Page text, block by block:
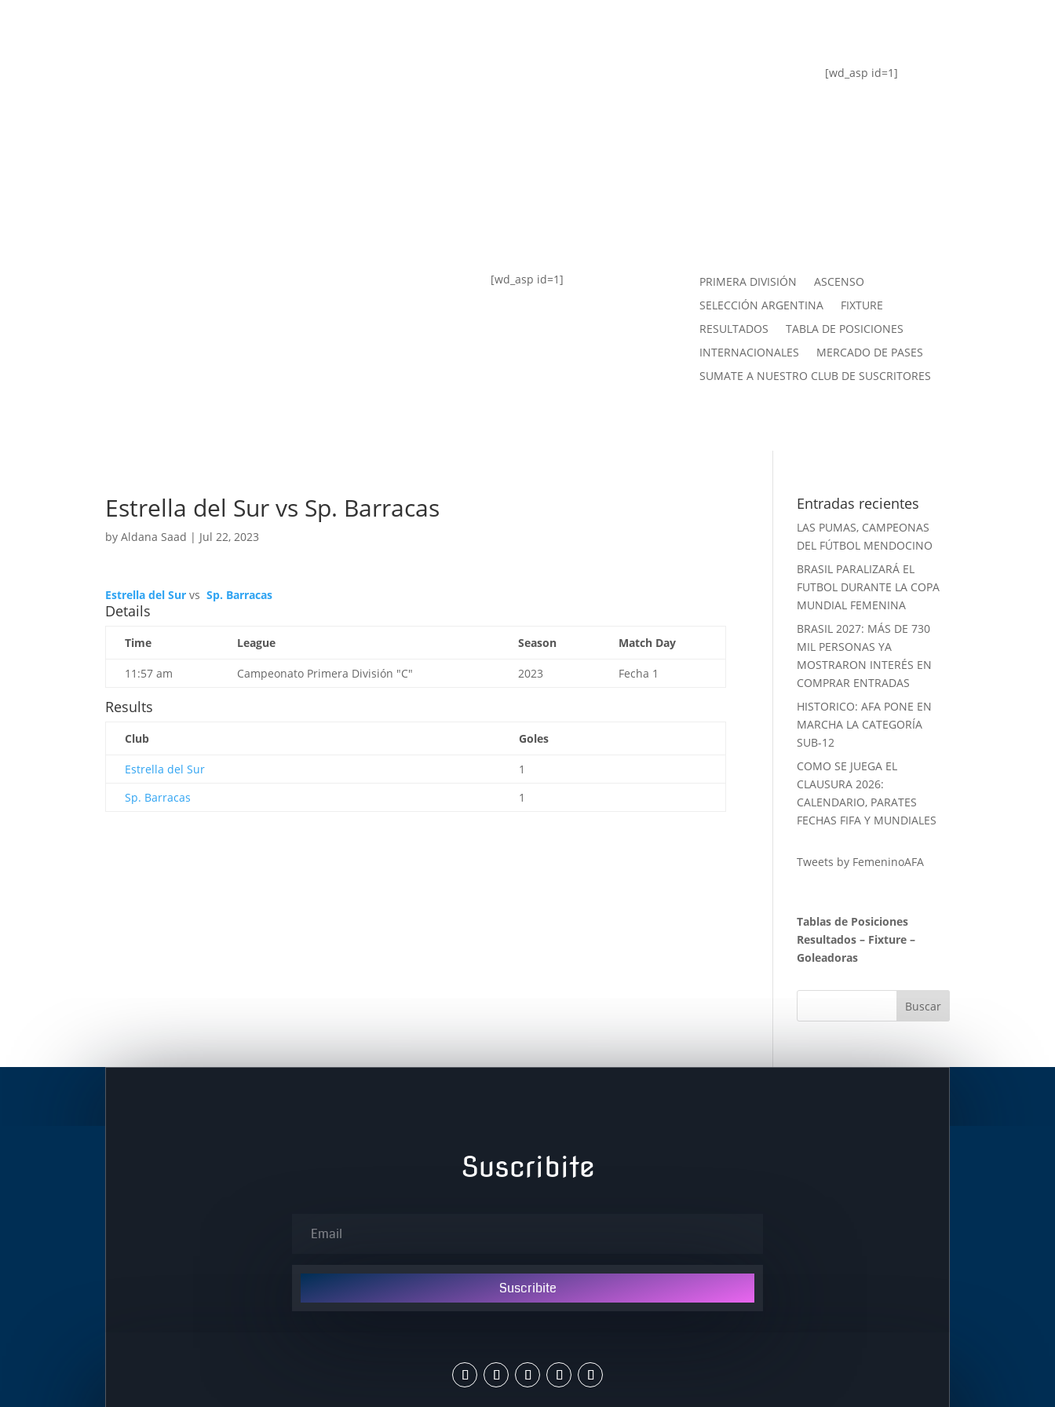
[wd_asp id=1]
[wd_asp id=1] PRIMERA DIVISIÓN
ASCENSO
SELECCIÓN ARGENTINA
FIXTURE
RESULTADOS
TABLA DE POSICIONES
INTERNACIONALES
MERCADO DE PASES
SUMATE A NUESTRO CLUB DE SUSCRITORES
Estrella del Sur vs Sp. Barracas
byAldana Saad | Jul 22, 2023
Estrella del Sur vs Sp. Barracas
Details
Time League Season Match Day
11:57 am Campeonato Primera División "C" 2023 Fecha 1
Results
Club Goles
Estrella del Sur
1
Sp. Barracas
1
Entradas recientes
LAS PUMAS, CAMPEONAS
DEL FÚTBOL MENDOCINO
BRASIL PARALIZARÁ EL
FUTBOL DURANTE LA COPA
MUNDIAL FEMENINA
BRASIL 2027: MÁS DE 730
MIL PERSONAS YA
MOSTRARON INTERÉS EN
COMPRAR ENTRADAS
HISTORICO: AFA PONE EN
MARCHA LA CATEGORÍA
SUB-12
COMO SE JUEGA EL
CLAUSURA 2026:
CALENDARIO, PARATES
FECHAS FIFA Y MUNDIALES
Tweets by FemeninoAFA
Tablas de Posiciones
Resultados – Fixture –
Goleadoras
Suscribite
Suscribite